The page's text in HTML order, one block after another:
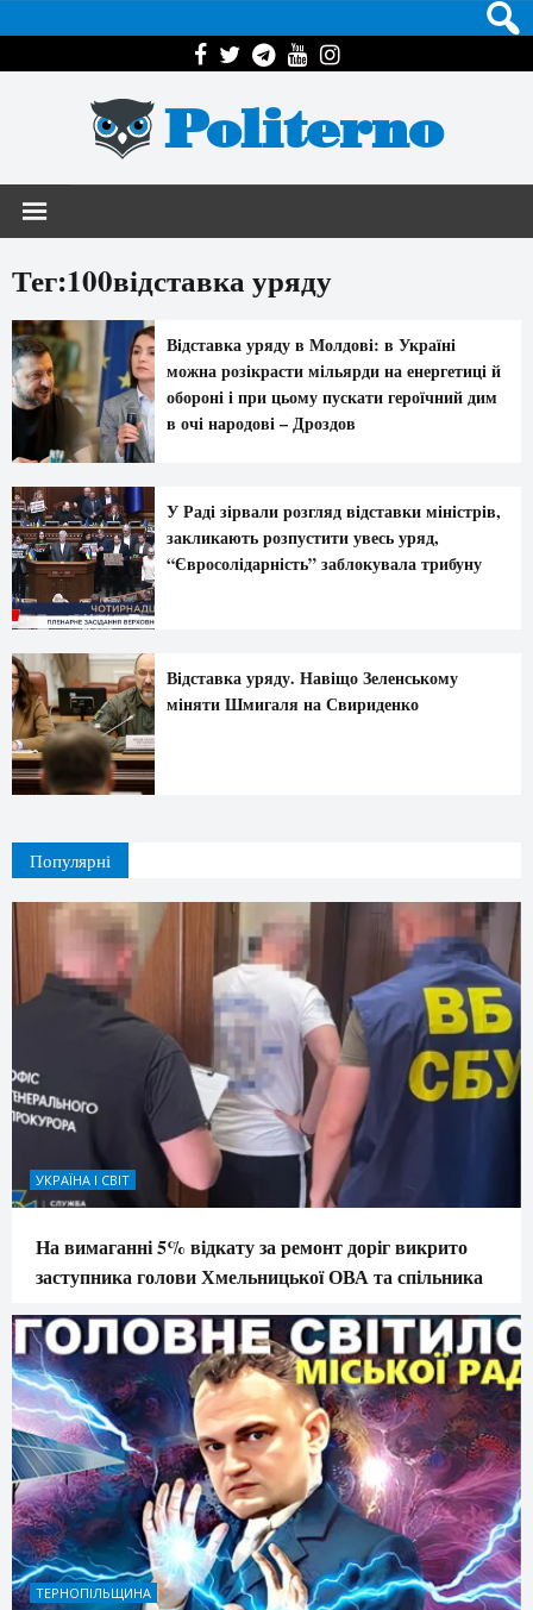
Politerno
Тег:100відставка уряду
Відставка уряду в Молдові: в Україні
можна розікрасти мільярди на енергетиці й
обороні і при цьому пускати героїчний дим
в очі народові – Дроздов
У Раді зірвали розгляд відставки міністрів,
закликають розпустити увесь уряд,
“Євросолідарність” заблокувала трибуну
Відставка уряду. Навіщо Зеленському
міняти Шмигаля на Свириденко
Популярні
УКРАЇНА І СВІТ
На вимаганні 5% відкату за ремонт доріг викрито
заступника голови Хмельницької ОВА та спільника
ТЕРНОПІЛЬЩИНА